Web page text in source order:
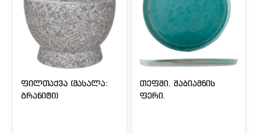
ფილთაქვა (მასალა:
გრანიტი)
თეფში. შაბიამნის
ფერი.